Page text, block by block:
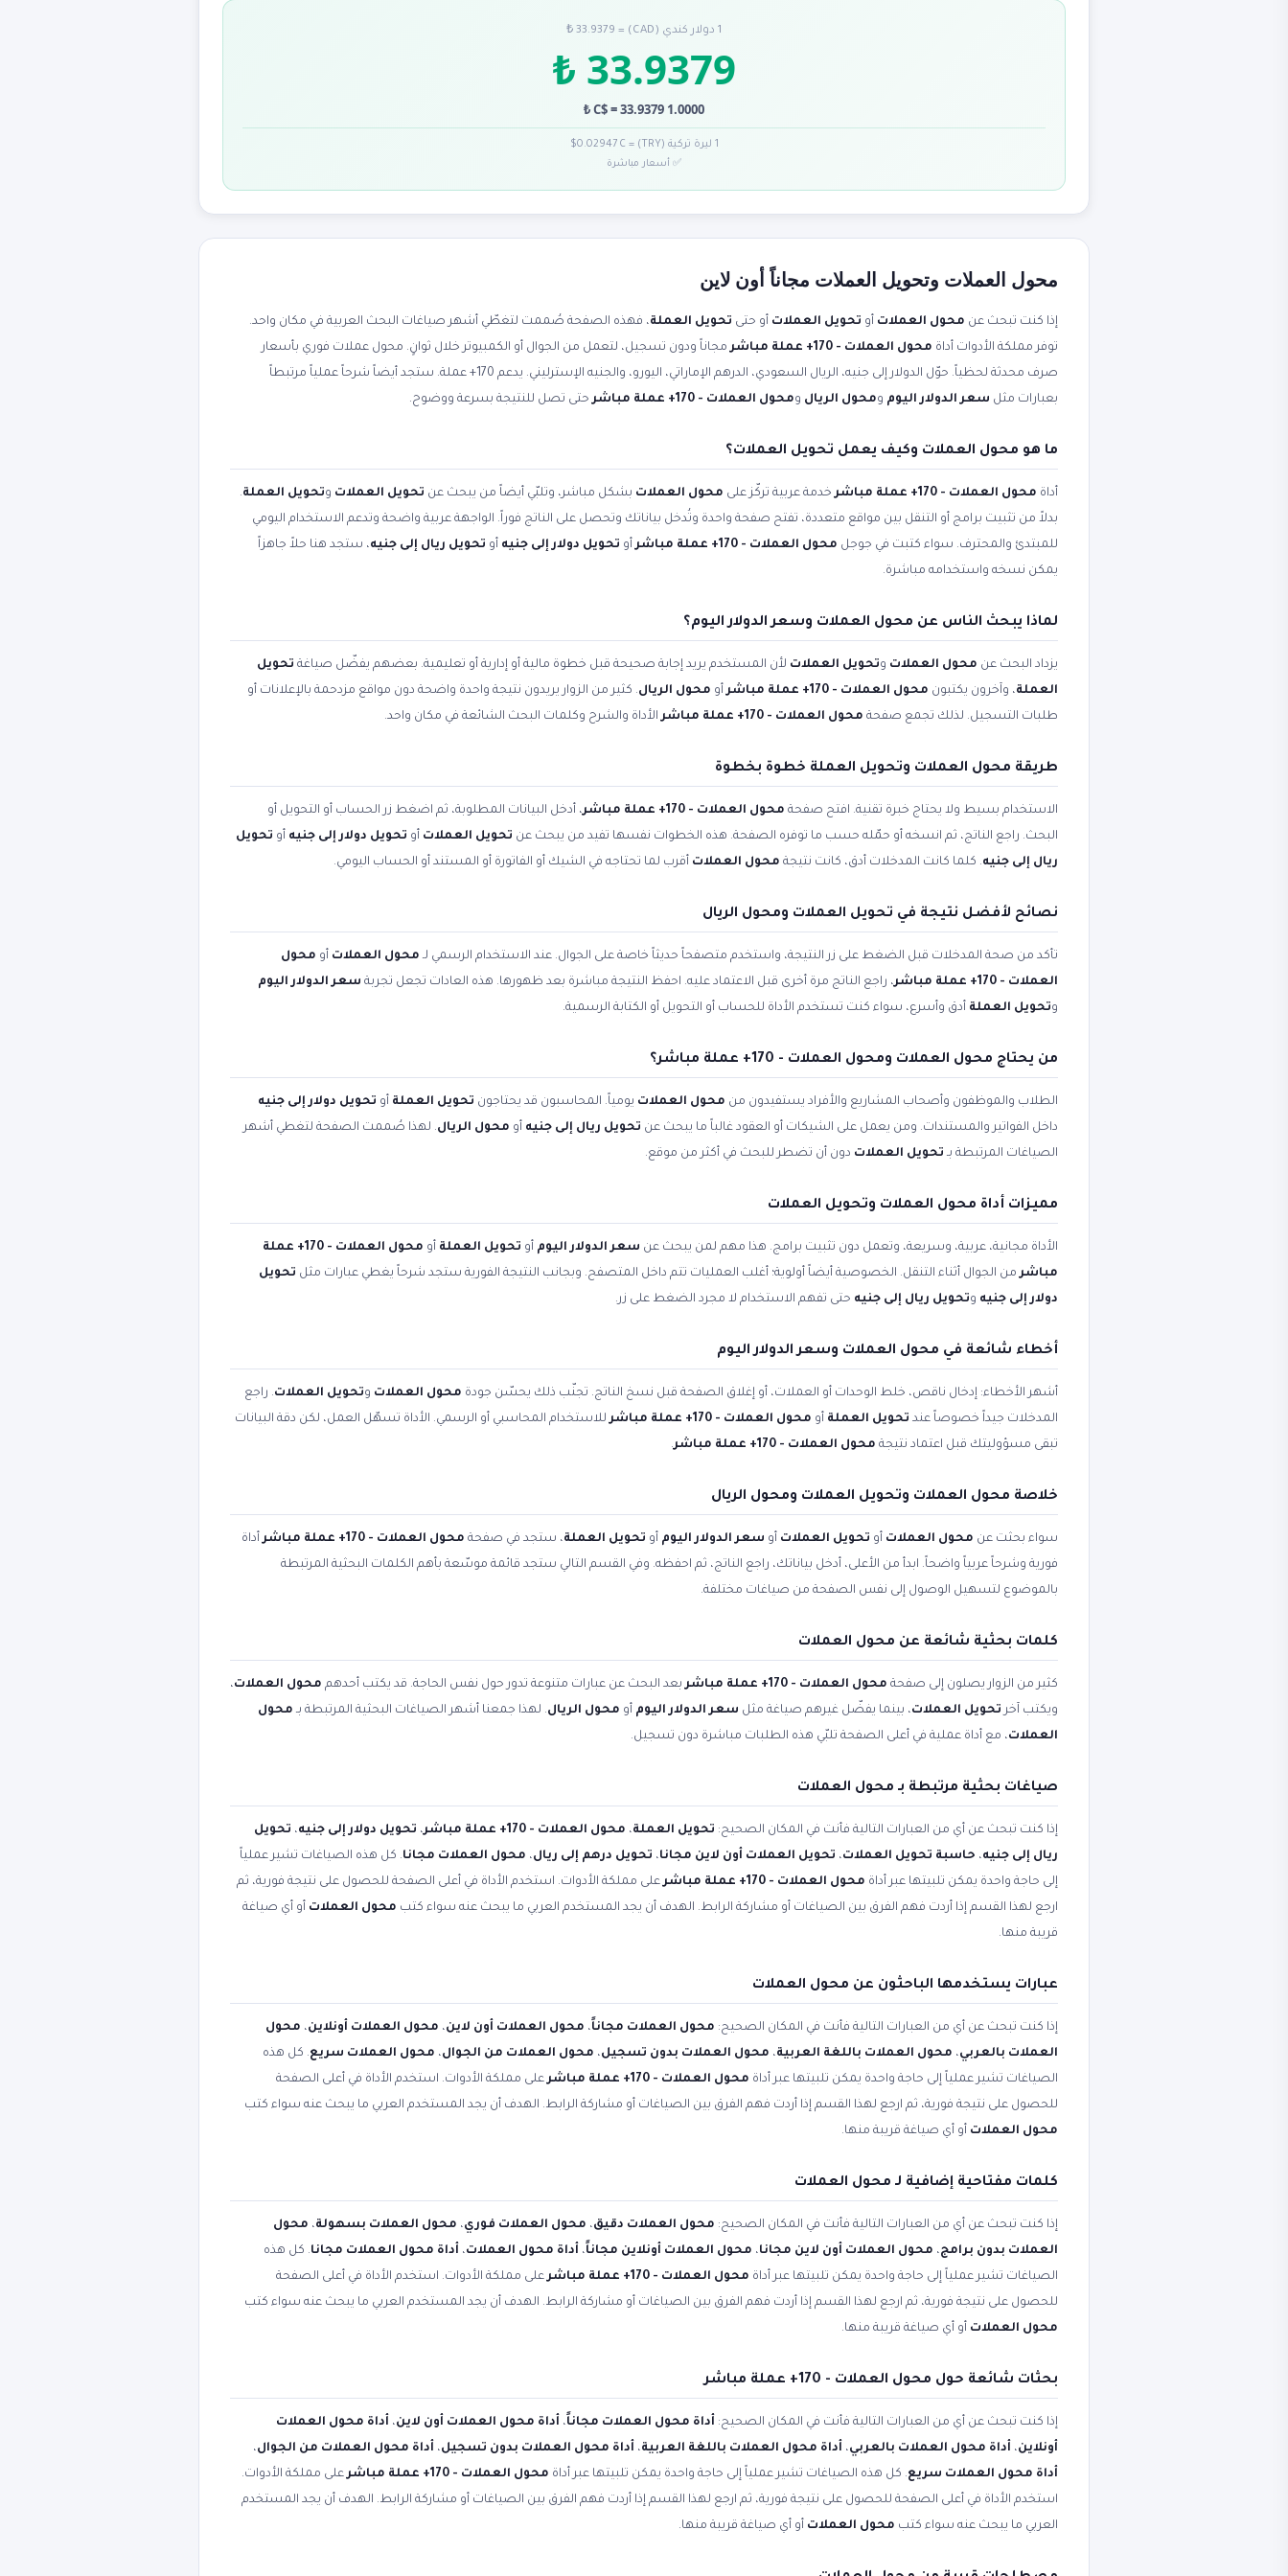
1 دولار كندي (CAD) = 33.9379 ₺
33.9379 ₺
1.0000 C$ = 33.9379 ₺
1 ليرة تركية (TRY) = 0.02947 C$
✅ أسعار مباشرة
محول العملات وتحويل العملات مجاناً أون لاين
إذا كنت تبحث عن محول العملات أو تحويل العملات أو حتى تحويل العملة، فهذه الصفحة صُممت لتغطّي أشهر صياغات البحث العربية في مكان واحد.
توفر مملكة الأدوات أداة محول العملات - 170+ عملة مباشر
مجاناً ودون تسجيل، لتعمل من الجوال أو الكمبيوتر خلال ثوانٍ. محول عملات فوري بأسعار
صرف محدثة لحظياً. حوّل الدولار إلى جنيه، الريال السعودي، الدرهم الإماراتي، اليورو، والجنيه الإسترليني. يدعم 170+ عملة. ستجد أيضاً شرحاً عملياً مرتبطاً
بعبارات مثل سعر الدولار اليوم ومحول الريال ومحول العملات - 170+ عملة مباشر حتى تصل للنتيجة بسرعة ووضوح.
ما هو محول العملات وكيف يعمل تحويل العملات؟
أداة محول العملات - 170+ عملة مباشر خدمة عربية تركّز على محول العملات بشكل مباشر، وتلبّي أيضاً من يبحث عن تحويل العملات وتحويل العملة.
بدلاً من تثبيت برامج أو التنقل بين مواقع متعددة، تفتح صفحة واحدة وتُدخل بياناتك وتحصل على الناتج فوراً. الواجهة عربية واضحة وتدعم الاستخدام اليومي
للمبتدئ والمحترف. سواء كتبت في جوجل محول العملات - 170+ عملة مباشر أو تحويل دولار إلى جنيه أو تحويل ريال إلى جنيه، ستجد هنا حلاً جاهزاً
يمكن نسخه واستخدامه مباشرة.
لماذا يبحث الناس عن محول العملات وسعر الدولار اليوم؟
يزداد البحث عن محول العملات وتحويل العملات لأن المستخدم يريد إجابة صحيحة قبل خطوة مالية أو إدارية أو تعليمية. بعضهم يفضّل صياغة تحويل
العملة، وآخرون يكتبون محول العملات - 170+ عملة مباشر أو محول الريال. كثير من الزوار يريدون نتيجة واحدة واضحة دون مواقع مزدحمة بالإعلانات أو
طلبات التسجيل. لذلك تجمع صفحة محول العملات - 170+ عملة مباشر الأداة والشرح وكلمات البحث الشائعة في مكان واحد.
طريقة محول العملات وتحويل العملة خطوة بخطوة
الاستخدام بسيط ولا يحتاج خبرة تقنية. افتح صفحة محول العملات - 170+ عملة مباشر
، أدخل البيانات المطلوبة، ثم اضغط زر الحساب أو التحويل أو
البحث. راجع الناتج، ثم انسخه أو حمّله حسب ما توفره الصفحة. هذه الخطوات نفسها تفيد من يبحث عن تحويل العملات أو تحويل دولار إلى جنيه أو تحويل
ريال إلى جنيه. كلما كانت المدخلات أدق، كانت نتيجة محول العملات أقرب لما تحتاجه في الشيك أو الفاتورة أو المستند أو الحساب اليومي.
نصائح لأفضل نتيجة في تحويل العملات ومحول الريال
تأكد من صحة المدخلات قبل الضغط على زر النتيجة، واستخدم متصفحاً حديثاً خاصة على الجوال. عند الاستخدام الرسمي لـ محول العملات أو محول
العملات - 170+ عملة مباشر
، راجع الناتج مرة أخرى قبل الاعتماد عليه. احفظ النتيجة مباشرة بعد ظهورها. هذه العادات تجعل تجربة سعر الدولار اليوم
وتحويل العملة أدق وأسرع، سواء كنت تستخدم الأداة للحساب أو التحويل أو الكتابة الرسمية.
من يحتاج محول العملات ومحول العملات - 170+ عملة مباشر؟
الطلاب والموظفون وأصحاب المشاريع والأفراد يستفيدون من محول العملات يومياً. المحاسبون قد يحتاجون تحويل العملة أو تحويل دولار إلى جنيه
داخل الفواتير والمستندات. ومن يعمل على الشيكات أو العقود غالباً ما يبحث عن تحويل ريال إلى جنيه أو محول الريال. لهذا صُممت الصفحة لتغطي أشهر
الصياغات المرتبطة بـ تحويل العملات دون أن تضطر للبحث في أكثر من موقع.
مميزات أداة محول العملات وتحويل العملات
الأداة مجانية، عربية، وسريعة، وتعمل دون تثبيت برامج. هذا مهم لمن يبحث عن سعر الدولار اليوم أو تحويل العملة أو
محول العملات - 170+ عملة
مباشرمن الجوال أثناء التنقل. الخصوصية أيضاً أولوية؛ أغلب العمليات تتم داخل المتصفح. وبجانب النتيجة الفورية ستجد شرحاً يغطي عبارات مثل تحويل
دولار إلى جنيه وتحويل ريال إلى جنيه حتى تفهم الاستخدام لا مجرد الضغط على زر.
أخطاء شائعة في محول العملات وسعر الدولار اليوم
أشهر الأخطاء: إدخال ناقص، خلط الوحدات أو العملات، أو إغلاق الصفحة قبل نسخ الناتج. تجنّب ذلك يحسّن جودة محول العملات وتحويل العملات. راجع
المدخلات جيداً خصوصاً عند تحويل العملة أو محول العملات - 170+ عملة مباشر
للاستخدام المحاسبي أو الرسمي. الأداة تسهّل العمل، لكن دقة البيانات
تبقى مسؤوليتك قبل اعتماد نتيجة محول العملات - 170+ عملة مباشر .
خلاصة محول العملات وتحويل العملات ومحول الريال
سواء بحثت عن محول العملات أو تحويل العملات أو سعر الدولار اليوم أو تحويل العملة، ستجد في صفحة محول العملات - 170+ عملة مباشر
أداة
فورية وشرحاً عربياً واضحاً. ابدأ من الأعلى، أدخل بياناتك، راجع الناتج، ثم احفظه. وفي القسم التالي ستجد قائمة موسّعة بأهم الكلمات البحثية المرتبطة
بالموضوع لتسهيل الوصول إلى نفس الصفحة من صياغات مختلفة.
كلمات بحثية شائعة عن محول العملات
كثير من الزوار يصلون إلى صفحة محول العملات - 170+ عملة مباشر بعد البحث عن عبارات متنوعة تدور حول نفس الحاجة. قد يكتب أحدهم محول العملات،
ويكتب آخر تحويل العملات، بينما يفضّل غيرهم صياغة مثل سعر الدولار اليوم أو محول الريال. لهذا جمعنا أشهر الصياغات البحثية المرتبطة بـ محول
العملات، مع أداة عملية في أعلى الصفحة تلبّي هذه الطلبات مباشرة دون تسجيل.
صياغات بحثية مرتبطة بـ محول العملات
إذا كنت تبحث عن أي من العبارات التالية فأنت في المكان الصحيح: تحويل العملة، محول العملات - 170+ عملة مباشر ، تحويل دولار إلى جنيه، تحويل
ريال إلى جنيه، حاسبة تحويل العملات، تحويل العملات أون لاين مجانا، تحويل درهم إلى ريال، محول العملات مجانا. كل هذه الصياغات تشير عملياً
إلى حاجة واحدة يمكن تلبيتها عبر أداة محول العملات - 170+ عملة مباشر
على مملكة الأدوات. استخدم الأداة في أعلى الصفحة للحصول على نتيجة فورية، ثم
ارجع لهذا القسم إذا أردت فهم الفرق بين الصياغات أو مشاركة الرابط. الهدف أن يجد المستخدم العربي ما يبحث عنه سواء كتب محول العملات أو أي صياغة
قريبة منها.
عبارات يستخدمها الباحثون عن محول العملات
إذا كنت تبحث عن أي من العبارات التالية فأنت في المكان الصحيح: محول العملات مجاناً، محول العملات أون لاين، محول العملات أونلاين، محول
العملات بالعربي، محول العملات باللغة العربية، محول العملات بدون تسجيل، محول العملات من الجوال، محول العملات سريع. كل هذه
الصياغات تشير عملياً إلى حاجة واحدة يمكن تلبيتها عبر أداة محول العملات - 170+ عملة مباشر
على مملكة الأدوات. استخدم الأداة في أعلى الصفحة
للحصول على نتيجة فورية، ثم ارجع لهذا القسم إذا أردت فهم الفرق بين الصياغات أو مشاركة الرابط. الهدف أن يجد المستخدم العربي ما يبحث عنه سواء كتب
محول العملات أو أي صياغة قريبة منها.
كلمات مفتاحية إضافية لـ محول العملات
إذا كنت تبحث عن أي من العبارات التالية فأنت في المكان الصحيح: محول العملات دقيق، محول العملات فوري، محول العملات بسهولة، محول
العملات بدون برامج، محول العملات أون لاين مجانا، محول العملات أونلاين مجاناً، أداة محول العملات، أداة محول العملات مجانا. كل هذه
الصياغات تشير عملياً إلى حاجة واحدة يمكن تلبيتها عبر أداة محول العملات - 170+ عملة مباشر
على مملكة الأدوات. استخدم الأداة في أعلى الصفحة
للحصول على نتيجة فورية، ثم ارجع لهذا القسم إذا أردت فهم الفرق بين الصياغات أو مشاركة الرابط. الهدف أن يجد المستخدم العربي ما يبحث عنه سواء كتب
محول العملات أو أي صياغة قريبة منها.
بحثات شائعة حول محول العملات - 170+ عملة مباشر
إذا كنت تبحث عن أي من العبارات التالية فأنت في المكان الصحيح: أداة محول العملات مجاناً، أداة محول العملات أون لاين، أداة محول العملات
أونلاين، أداة محول العملات بالعربي، أداة محول العملات باللغة العربية، أداة محول العملات بدون تسجيل، أداة محول العملات من الجوال،
أداة محول العملات سريع. كل هذه الصياغات تشير عملياً إلى حاجة واحدة يمكن تلبيتها عبر أداة محول العملات - 170+ عملة مباشر
على مملكة الأدوات.
استخدم الأداة في أعلى الصفحة للحصول على نتيجة فورية، ثم ارجع لهذا القسم إذا أردت فهم الفرق بين الصياغات أو مشاركة الرابط. الهدف أن يجد المستخدم
العربي ما يبحث عنه سواء كتب محول العملات أو أي صياغة قريبة منها.